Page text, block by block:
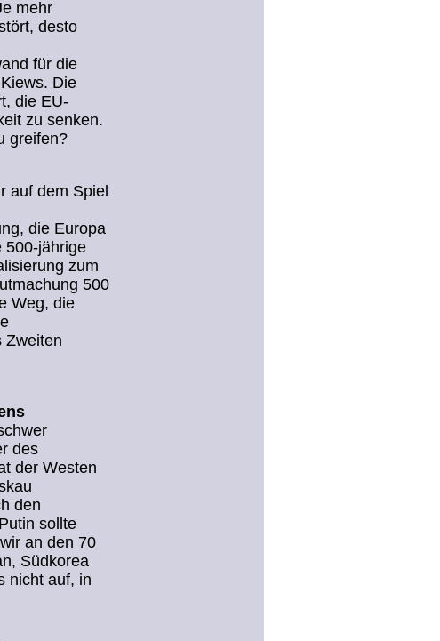
mehr
desto
für die
Die
die EU-
zu senken.
greifen?
auf dem Spiel
die Europa
500-jährige
zum
500
Weg, die
Zweiten
des
der Westen
den
sollte
an den 70
Südkorea
nicht auf, in